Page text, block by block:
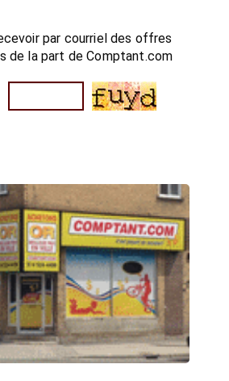
par courriel des offres
de la part de Comptant.com